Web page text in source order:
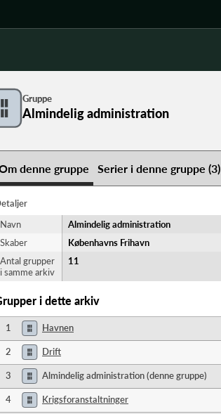
Gruppe
Almindelig administration
denne gruppe Serier i denne gruppe (3)
Navn
Almindelig administration
Skaber
Københavns Frihavn
Antal grupper
i samme arkiv
11
i dette arkiv
1 Havnen
2 Drift
3 Almindelig administration (denne gruppe)
4 Krigsforanstaltninger